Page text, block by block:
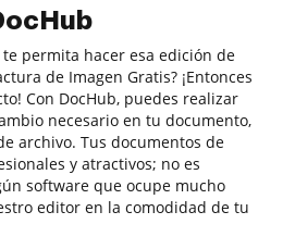
permita hacer esa edición de
de Imagen Gratis? ¡Entonces
Con DocHub, puedes realizar
necesario en tu documento,
archivo. Tus documentos de
y atractivos; no es
software que ocupe mucho
editor en la comodidad de tu